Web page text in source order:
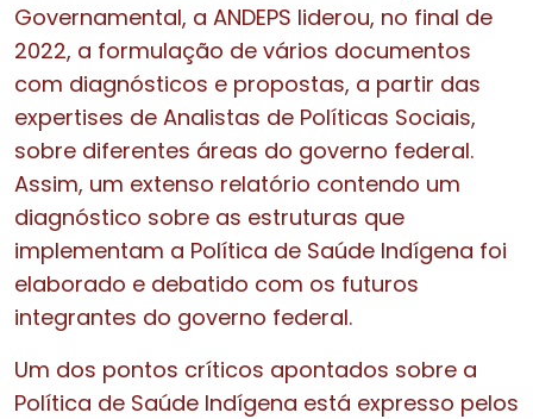
Governamental, a ANDEPS liderou, no final de
2022, a formulação de vários documentos
com diagnósticos e propostas, a partir das
expertises de Analistas de Políticas Sociais,
sobre diferentes áreas do governo federal.
Assim, um extenso relatório contendo um
diagnóstico sobre as estruturas que
implementam a Política de Saúde Indígena foi
elaborado e debatido com os futuros
integrantes do governo federal.
Um dos pontos críticos apontados sobre a
Política de Saúde Indígena está expresso pelos